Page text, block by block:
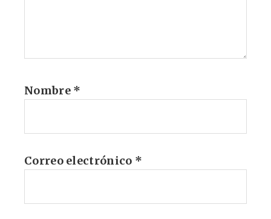
Nombre *
Correo electrónico *